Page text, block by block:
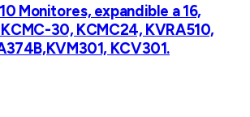
Monitores, expandible a 16,
30, KCMC24, KVRA510,
KCV301.